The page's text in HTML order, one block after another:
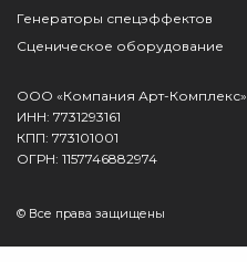
Генераторы спецэффектов
Сценическое оборудование
ООО «Компания Арт-Комплекс»
ИНН: 7731293161
КПП: 773101001
ОГРН: 1157746882974
© Все права защищены